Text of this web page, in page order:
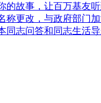
的故事，让百万基友听
称更改，与政府部门
同志问答和同志生活